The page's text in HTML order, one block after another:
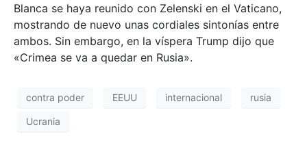
Blanca se haya reunido con Zelenski en el Vaticano,
mostrando de nuevo unas cordiales sintonías entre
ambos. Sin embargo, en la víspera Trump dijo que
«Crimea se va a quedar en Rusia».
contra poder EEUU internacional rusia
Ucrania